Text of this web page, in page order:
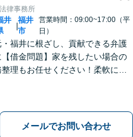
律事務所
井
|
福井
市
営業時間：09:00~17:00（平
日）
・福井に根ざし、貢献できる弁護
【借金問題】家を残したい場合の
理もお任せください！柔軟に対
相続放棄ご相談ください
メールでお問い合わせ